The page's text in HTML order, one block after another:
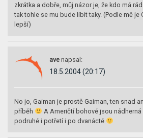
zkrátka a dobře, můj názor je, že kdo má
tak tohle se mu bude líbit taky. (Podle mě je
lepší)
ave napsal:
18.5.2004 (20:17)
No jo, Gaiman je prostě Gaiman, ten snad
příběh
A Američtí bohové jsou nádherná
podruhé i potřetí i po dvanácté